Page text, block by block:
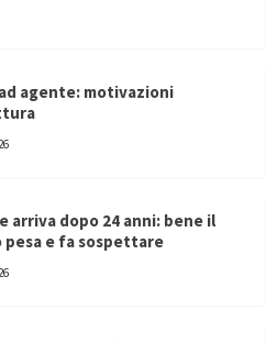
agente: motivazioni
arriva dopo 24 anni: bene il
e fa sospettare